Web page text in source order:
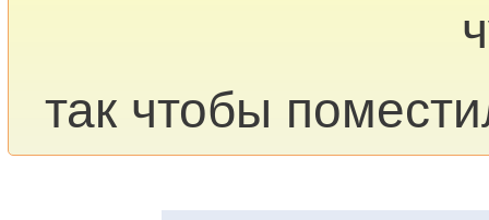
так чтобы